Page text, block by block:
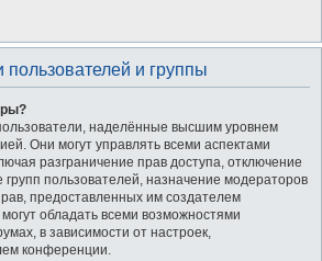
пользователей и группы
наделённые высшим уровнем
Они могут управлять всеми аспектами
разграничение прав доступа, отключение
групп пользователей, назначение модераторов
предоставленных им создателем
обладать всеми возможностями
в зависимости от настроек,
конференции.